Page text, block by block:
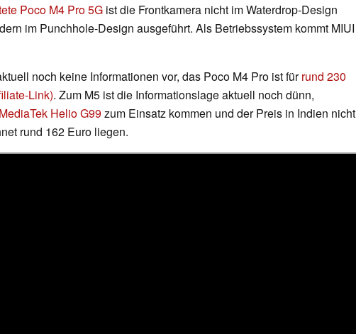
Poco M4 Pro 5G ist die Frontkamera nicht im Waterdrop-Design
im Punchhole-Design ausgeführt. Als Betriebssystem kommt MIUI
noch keine Informationen vor, das Poco M4 Pro ist fürrund 230
Link). Zum M5 ist die Informationslage aktuell noch dünn,
MediaTek Helio G99zum Einsatz kommen und der Preis in Indien nicht
rund 162 Euro liegen.